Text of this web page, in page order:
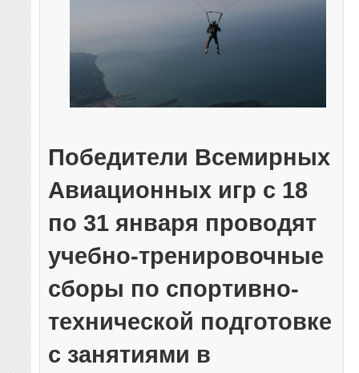
Победители Всемирных
Авиационных игр с 18
по 31 января проводят
учебно-тренировочные
сборы по спортивно-
технической подготовке
с занятиями в